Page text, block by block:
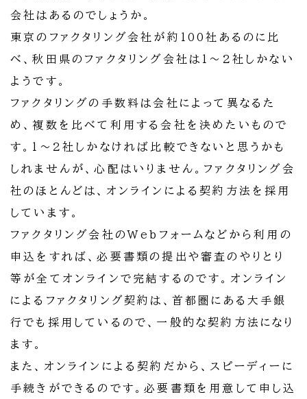
会社はあるのでしょうか。
東京のファクタリング会社が約100社あるのに比
べ、秋田県のファクタリング会社は1～2社しかない
ようです。
ファクタリングの手数料は会社によって異なるた
め、複数を比べて利用する会社を決めたいもので
す。1～2社しかなければ比較できないと思うかも
しれませんが、心配はいりません。ファクタリング会
社のほとんどは、オンラインによる契約方法を採用
しています。
ファクタリング会社のWebフォームなどから利用の
申込をすれば、必要書類の提出や審査のやりとり
等が全てオンラインで完結するのです。オンライン
によるファクタリング契約は、首都圏にある大手銀
行でも採用しているので、一般的な契約方法になり
ます。
また、オンラインによる契約だから、スピーディーに
手続きができるのです。必要書類を用意して申し込